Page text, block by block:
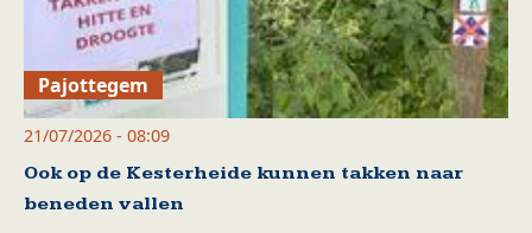
Pajottegem
21/07/2026 - 08:09
Ook op de Kesterheide kunnen takken naar
beneden vallen